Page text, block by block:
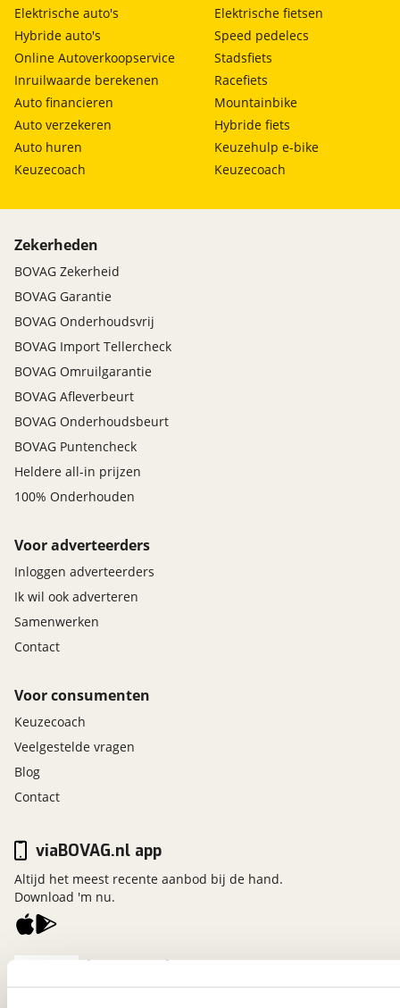
Elektrische auto's
Hybride auto's
Online Autoverkoopservice
Inruilwaarde berekenen
Auto financieren
Auto verzekeren
Auto huren
Keuzecoach
Elektrische fietsen
Speed pedelecs
Stadsfiets
Racefiets
Mountainbike
Hybride fiets
Keuzehulp e-bike
Keuzecoach
Zekerheden
BOVAG Zekerheid
BOVAG Garantie
BOVAG Onderhoudsvrij
BOVAG Import Tellercheck
BOVAG Omruilgarantie
BOVAG Afleverbeurt
BOVAG Onderhoudsbeurt
BOVAG Puntencheck
Heldere all-in prijzen
100% Onderhouden
Voor adverteerders
Inloggen adverteerders
Ik wil ook adverteren
Samenwerken
Contact
Voor consumenten
Keuzecoach
Veelgestelde vragen
Blog
Contact
viaBOVAG.nl
Kosterijland15
viaBOVAG.nl app
Altijd het meest recente aanbod bij de hand.
Download 'm nu.